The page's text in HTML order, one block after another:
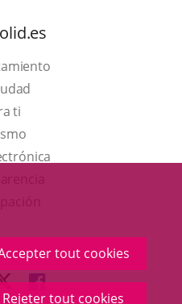
tout cookies
Rejeter tout cookies
ti
Este
enlace
una
ventana
nueva.
externa.
ayuntamiento
ENLACEENLACE